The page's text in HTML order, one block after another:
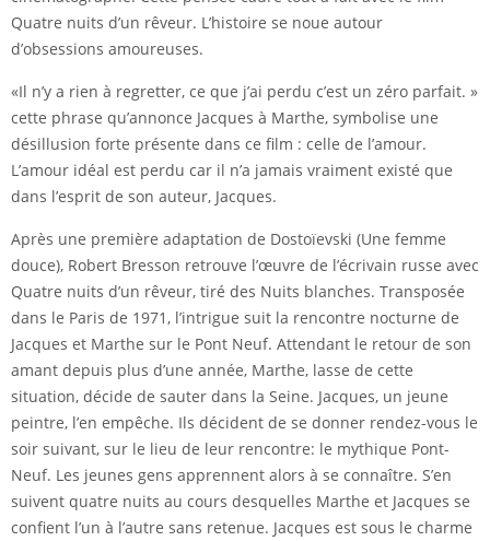
Quatre nuits d’un rêveur. L’histoire se noue autour
d’obsessions amoureuses.
«Il n’y a rien à regretter, ce que j’ai perdu c’est un zéro parfait. »
cette phrase qu’annonce Jacques à Marthe, symbolise une
désillusion forte présente dans ce film : celle de l’amour.
L’amour idéal est perdu car il n’a jamais vraiment existé que
dans l’esprit de son auteur, Jacques.
Après une première adaptation de Dostoïevski (Une femme
douce), Robert Bresson retrouve l’œuvre de l’écrivain russe avec
Quatre nuits d’un rêveur, tiré des Nuits blanches. Transposée
dans le Paris de 1971, l’intrigue suit la rencontre nocturne de
Jacques et Marthe sur le Pont Neuf. Attendant le retour de son
amant depuis plus d’une année, Marthe, lasse de cette
situation, décide de sauter dans la Seine. Jacques, un jeune
peintre, l’en empêche. Ils décident de se donner rendez-vous le
soir suivant, sur le lieu de leur rencontre: le mythique Pont-
Neuf. Les jeunes gens apprennent alors à se connaître. S’en
suivent quatre nuits au cours desquelles Marthe et Jacques se
confient l’un à l’autre sans retenue. Jacques est sous le charme